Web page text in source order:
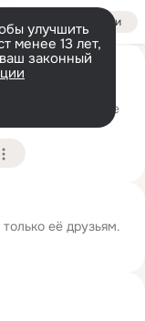
Войти
улучшить
менее 13 лет,
законный
лет) Подробнее
её друзьям.